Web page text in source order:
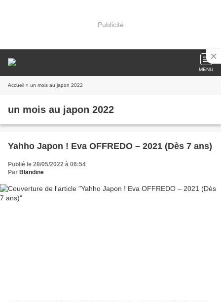
Publicité
MENU
Accueil » un mois au japon 2022
un mois au japon 2022
Yahho Japon ! Eva OFFREDO – 2021 (Dès 7 ans)
Publié le 28/05/2022 à 06:54
Par Blandine